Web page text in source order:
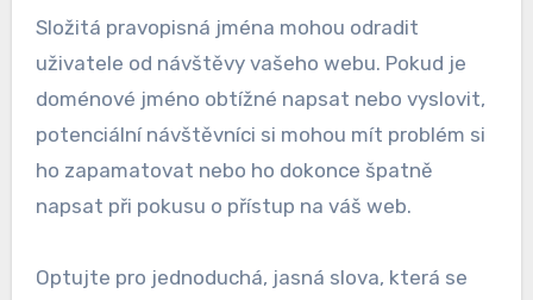
Složitá pravopisná jména mohou odradit
uživatele od návštěvy vašeho webu. Pokud je
doménové jméno obtížné napsat nebo vyslovit,
potenciální návštěvníci si mohou mít problém si
ho zapamatovat nebo ho dokonce špatně
napsat při pokusu o přístup na váš web.
Optujte pro jednoduchá, jasná slova, která se